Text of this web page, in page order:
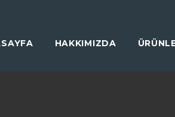
HAKKIMIZDA